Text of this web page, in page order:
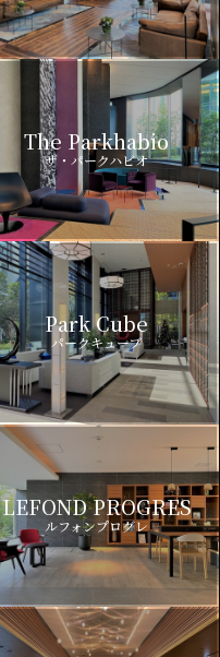
The Parkhabio
ザ・パークハビオ
Park Cube
パークキューブ
LEFOND PROGRES
ルフォンプログレ